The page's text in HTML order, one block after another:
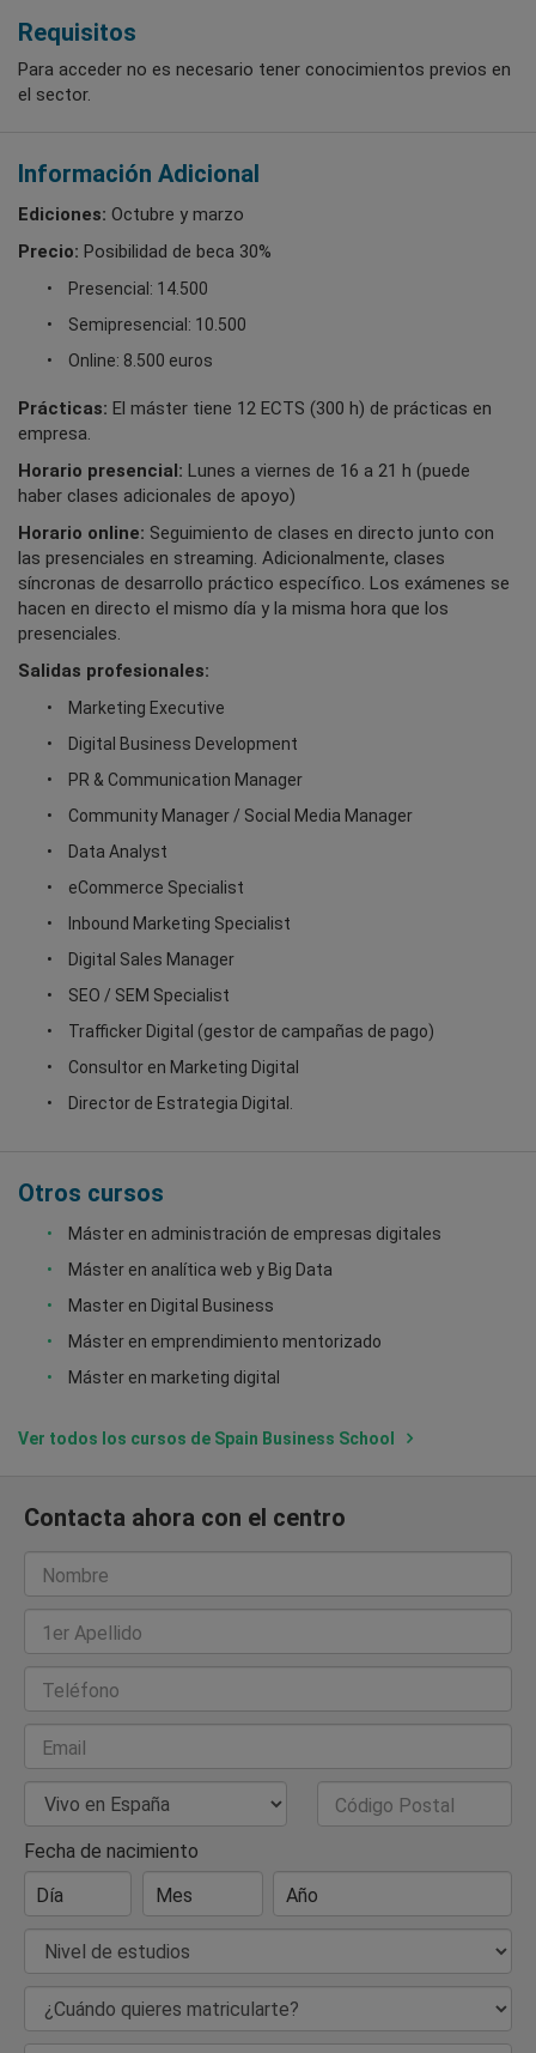
Requisitos
Para acceder no es necesario tener conocimientos previos en
el sector.
Información Adicional
Ediciones: Octubre y marzo
Precio: Posibilidad de beca 30%
Presencial: 14.500
Semipresencial: 10.500
Online: 8.500 euros
Prácticas: El máster tiene 12 ECTS (300 h) de prácticas en
empresa.
Horario presencial: Lunes a viernes de 16 a 21 h (puede
haber clases adicionales de apoyo)
Horario online: Seguimiento de clases en directo junto con
las presenciales en streaming. Adicionalmente, clases
síncronas de desarrollo práctico específico. Los exámenes se
hacen en directo el mismo día y la misma hora que los
presenciales.
Salidas profesionales:
Marketing Executive
Digital Business Development
PR & Communication Manager
Community Manager / Social Media Manager
Data Analyst
eCommerce Specialist
Inbound Marketing Specialist
Digital Sales Manager
SEO / SEM Specialist
Trafficker Digital (gestor de campañas de pago)
Consultor en Marketing Digital
Director de Estrategia Digital.
Otros cursos
Máster en administración de empresas digitales
Máster en analítica web y Big Data
Master en Digital Business
Máster en emprendimiento mentorizado
Máster en marketing digital
Ver todos los cursos de Spain Business School
Contacta ahora con el centro
Nombre
1er Apellido
Teléfono
Email
País de Residencia
Código Postal
Fecha de nacimiento
Día
Mes Año
Nivel de estudios
¿Cuándo quieres matricularte?